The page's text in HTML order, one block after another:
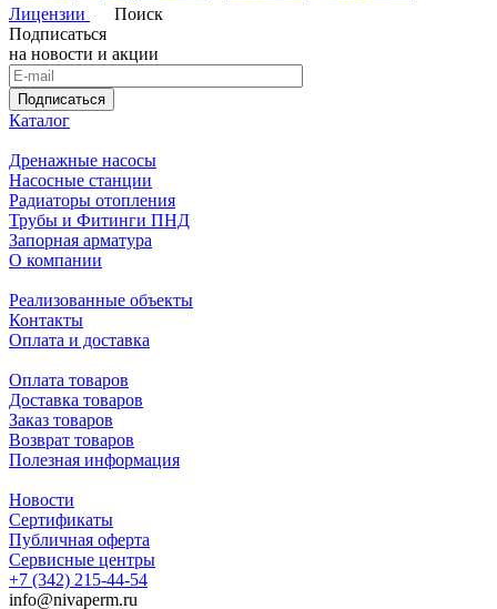
Лицензии
Поиск
Подписаться
на новости и акции
Подписаться
Каталог
Дренажные насосы
Насосные станции
Радиаторы отопления
Трубы и Фитинги ПНД
Запорная арматура
О компании
Реализованные объекты
Контакты
Оплата и доставка
Оплата товаров
Доставка товаров
Заказ товаров
Возврат товаров
Полезная информация
Новости
Сертификаты
Публичная оферта
Сервисные центры
+7 (342) 215-44-54
info@nivaperm.ru